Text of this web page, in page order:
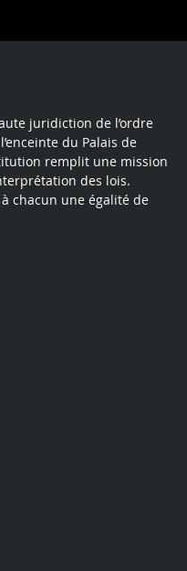
LinkedInInstagram
juridiction de l’ordre
du Palais de
remplit une mission
des lois.
chacun une égalité de